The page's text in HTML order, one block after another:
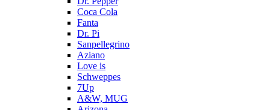
Coca Cola
Fanta
Dr. Pi
Sanpellegrino
Aziano
Love is
Schweppes
7Up
A&W, MUG